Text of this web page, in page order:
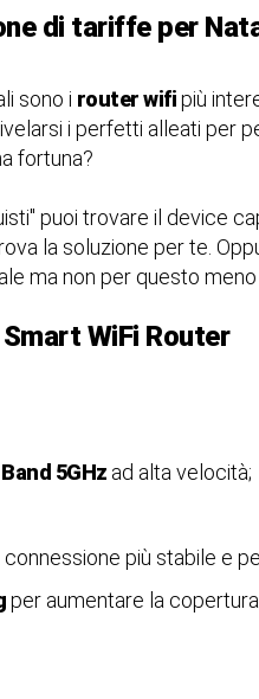
di tariffe per
sono i router wifipiù
i perfetti alleati per
fortuna?
puoi trovare il device
la soluzione per te.
ma non per questo meno
WiFi Router
5GHz ad alta velocità;
più stabile e
per aumentare la copertura